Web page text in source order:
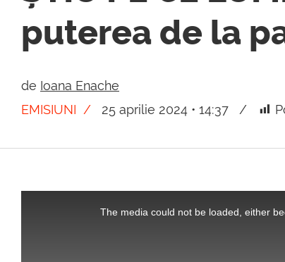
puterea de la
de Ioana Enache
EMISIUNI
25 aprilie 2024 • 14:37
The media could not be loaded, either